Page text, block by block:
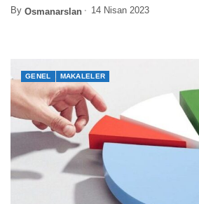
By Osmanarslan 14 Nisan 2023
GENEL MAKALELER